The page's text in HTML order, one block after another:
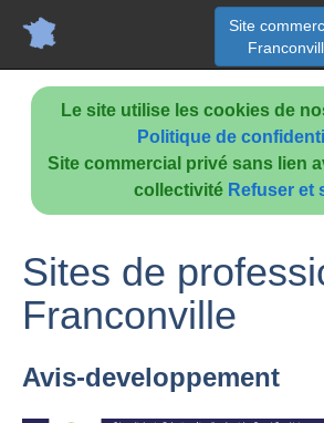
Le site utilise les cookies de
Politique de
Site commercial privé sans lien
collectivité Refuser et
Site
Sites de
Franconville
Avis-developpement